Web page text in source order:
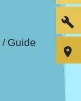
/ Guide
build
room